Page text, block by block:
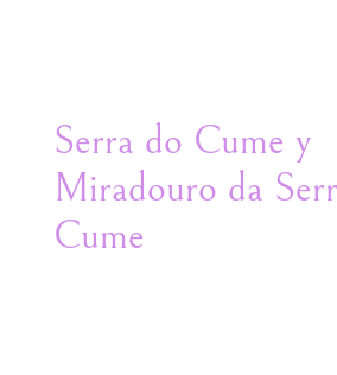
Serra do Cume y
Miradouro da
Cume